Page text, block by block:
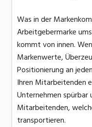
Was in der
Arbeitgebermarke
kommt von innen.
Markenwerte,
Positionierung an
Ihren Mitarbeitenden
Unternehmen spürbar
Mitarbeitenden,
transportieren.